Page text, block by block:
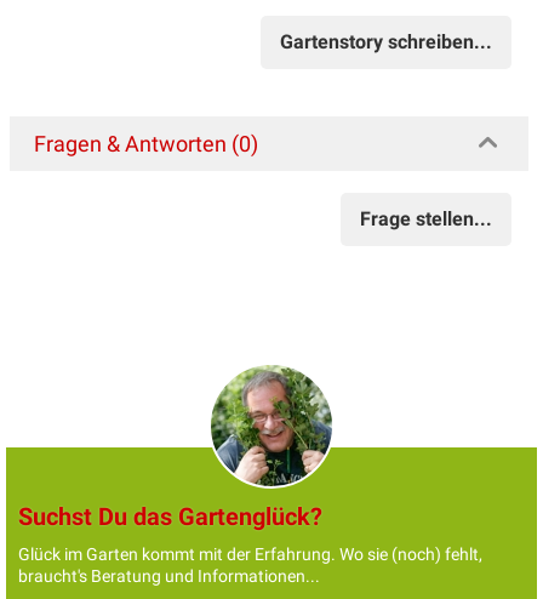
Gartenstory schreiben...
Fragen & Antworten (0)
Frage stellen...
Suchst Du das Gartenglück?
Glück im Garten kommt mit der Erfahrung. Wo sie (noch) fehlt,
braucht's Beratung und Informationen...